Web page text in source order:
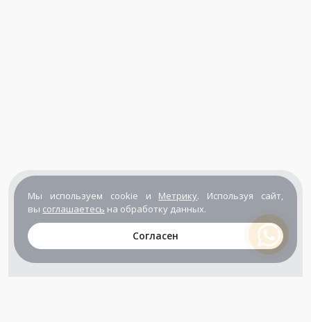
Мы используем cookie и Метрику. Используя сайт,
вы соглашаетесь на обработку данных.
Согласен